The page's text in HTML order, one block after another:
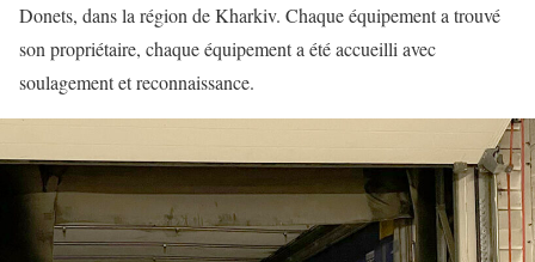
Donets, dans la région de Kharkiv. Chaque équipement a trouvé
son propriétaire, chaque équipement a été accueilli avec
soulagement et reconnaissance.